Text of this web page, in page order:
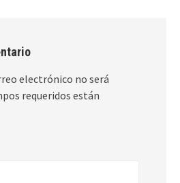
electrónico no será
requeridos están